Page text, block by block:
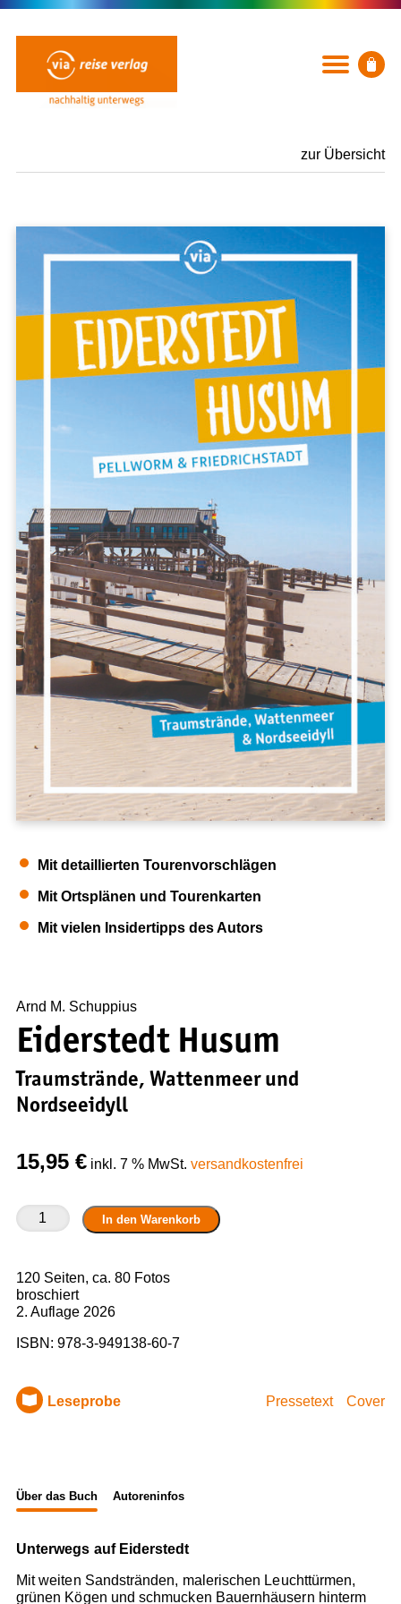
BÜCHER
Neuerscheinungen
Ausflug, Wandern & Radfahren
Städte und Reiseregionen
Mit Kindern
Regionen
Berlin & Brandenburg
Mecklenburg-Vorpommern
Mitteldeutschland
Nordrhein-Westfalen
Hessen & Rheinland-Pfalz
Süddeutschland
Europa
Polen
Spanien
VERLAG
Über uns
Unser Team
Handel
Presse
NEWS & TIPPS
News
Tipps zum nachhaltigen Reisen
zur Übersicht
Mit detaillierten Tourenvorschlägen
Mit Ortsplänen und Tourenkarten
Mit vielen Insidertipps des Autors
Arnd M. Schuppius
Eiderstedt Husum
Traumstrände, Wattenmeer und
Nordseeidyll
15,95 € inkl. 7 % MwSt. versandkostenfrei
Eiderstedt
Husum
In den Warenkorb
120 Seiten, ca. 80 Fotos
broschiert
2. Auflage 2026
ISBN: 978-3-949138-60-7
Leseprobe Pressetext Cover
Über das Buch Autoreninfos
Unterwegs auf Eiderstedt
Mit weiten Sandstränden, malerischen Leuchttürmen,
grünen Kögen und schmucken Bauernhäusern hinterm